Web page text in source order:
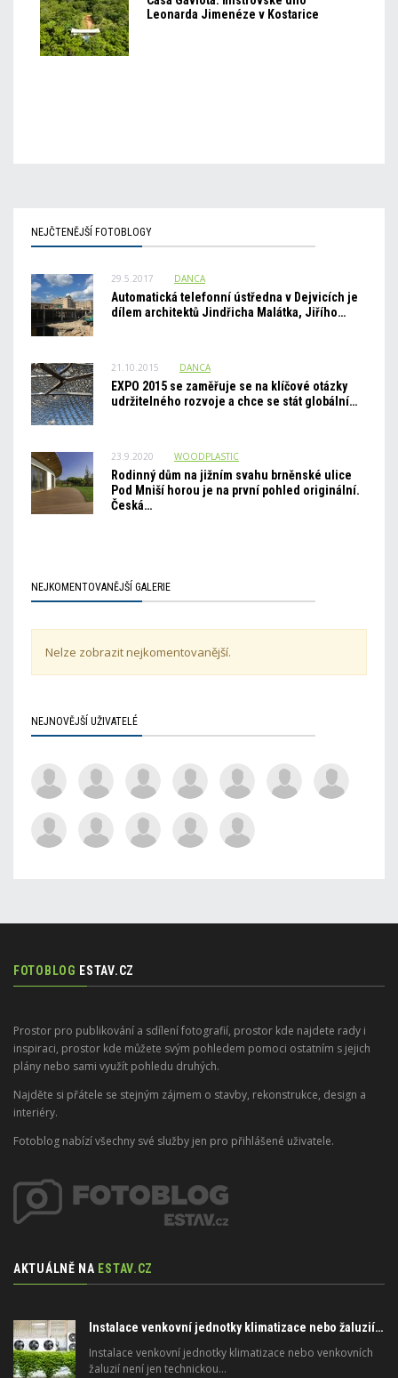
Leonarda Jimenéze v Kostarice
NEJČTENĚJŠÍ FOTOBLOGY
29.5.2017 DANCA
Automatická telefonní ústředna v Dejvicích je
dílem architektů Jindřicha Malátka, Jiřího…
21.10.2015 DANCA
EXPO 2015 se zaměřuje se na klíčové otázky
udržitelného rozvoje a chce se stát globální…
23.9.2020 WOODPLASTIC
Rodinný dům na jižním svahu brněnské ulice
Pod Mniší horou je na první pohled originální.
Česká…
NEJKOMENTOVANĚJŠÍ GALERIE
Nelze zobrazit nejkomentovanější.
NEJNOVĚJŠÍ UŽIVATELÉ
FOTOBLOG ESTAV.CZ
Prostor pro publikování a sdílení fotografií, prostor kde najdete rady i
inspiraci, prostor kde můžete svým pohledem pomoci ostatním s jejich
plány nebo sami využít pohledu druhých.
Najděte si přátele se stejným zájmem o stavby, rekonstrukce, design a
interiéry.
Fotoblog nabízí všechny své služby jen pro přihlášené uživatele.
AKTUÁLNĚ NA ESTAV.CZ
Instalace venkovní jednotky klimatizace nebo žaluzií podléhá jasným právním pravidlům
Instalace venkovní jednotky klimatizace nebo venkovních
žaluzií není jen technickou…